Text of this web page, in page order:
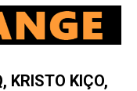
KRISTO KIÇO,